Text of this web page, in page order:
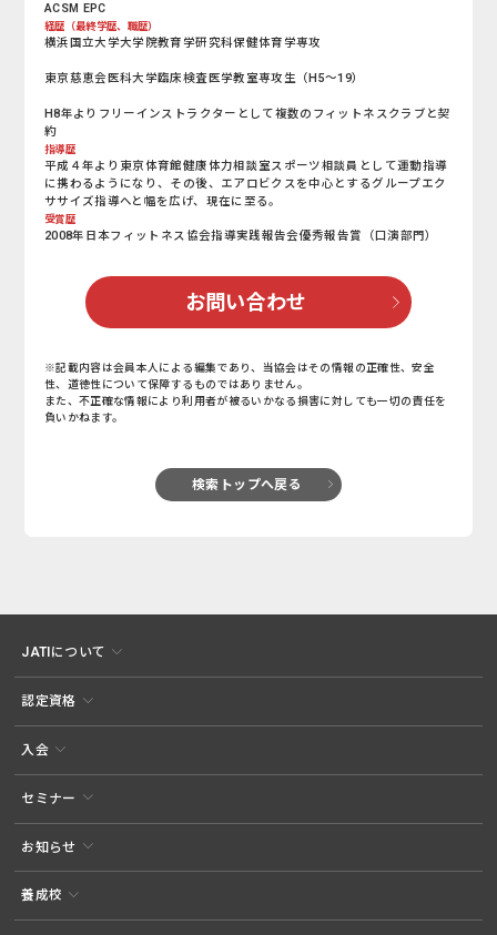
ACSM EPC
経歴（最終学歴、職歴）
横浜国立大学大学院教育学研究科保健体育学専攻
東京慈恵会医科大学臨床検査医学教室専攻生（H5～19）
H8年よりフリーインストラクターとして複数のフィットネスクラブと契
約
指導歴
平成４年より東京体育館健康体力相談室スポーツ相談員として運動指導
に携わるようになり、その後、エアロビクスを中心とするグループエク
ササイズ指導へと幅を広げ、現在に至る。
受賞歴
2008年日本フィットネス協会指導実践報告会優秀報告賞（口演部門）
お問い合わせ
※記載内容は会員本人による編集であり、当協会はその情報の正確性、安全
性、道徳性について保障するものではありません。
また、不正確な情報により利用者が被るいかなる損害に対しても一切の責任を
負いかねます。
検索トップへ戻る
JATIについて
認定資格
入会
セミナー
お知らせ
養成校